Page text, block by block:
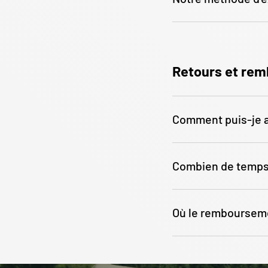
Retours et
Comment puis-je
Combien de
Où le